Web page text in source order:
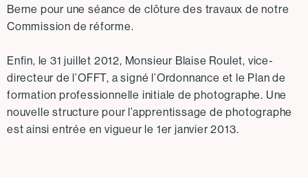
Berne pour une séance de clôture des travaux de notre
Commission de réforme.
Enfin, le 31 juillet 2012, Monsieur Blaise Roulet, vice-
directeur de l’OFFT, a signé l’Ordonnance et le Plan de
formation professionnelle initiale de photographe. Une
nouvelle structure pour l’apprentissage de photographe
est ainsi entrée en vigueur le 1er janvier 2013.